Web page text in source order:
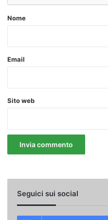
Nome
Email
Sito web
Seguici sui social